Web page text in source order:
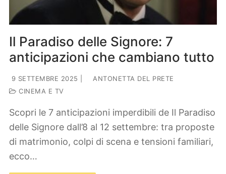
Il Paradiso delle Signore: 7
anticipazioni che cambiano tutto
9 SETTEMBRE 2025
ANTONETTA DEL PRETE
CINEMA E TV
Scopri le 7 anticipazioni imperdibili de Il Paradiso
delle Signore dall’8 al 12 settembre: tra proposte
di matrimonio, colpi di scena e tensioni familiari,
ecco…